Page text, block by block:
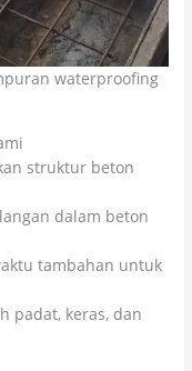
waterproofing
struktur beton
dalam beton
tambahan untuk
padat, keras, dan